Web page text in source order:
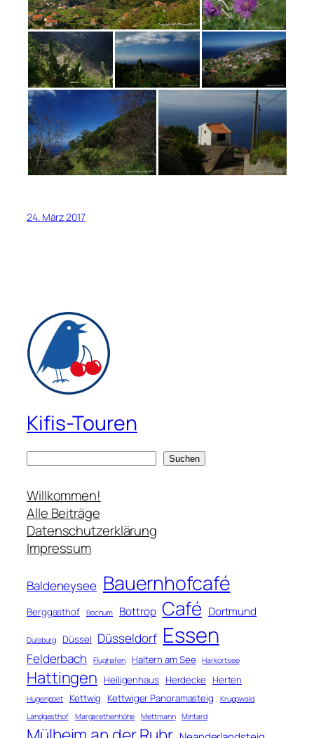
24. März 2017
Kifis-Touren
c
h
e
n
Suchen
Willkommen!
Alle Beiträge
Datenschutzerklärung
Impressum
Baldeneysee Bauernhofcafé
Berggasthof Bochum Bottrop Café Dortmund
Duisburg Düssel Düsseldorf Essen
Felderbach Flughafen Haltern am See Harkortsee
Hattingen Heiligenhaus Herdecke Herten
Hugenpoet Kettwig Kettwiger Panoramasteig
Kruppwald
Landgasthof
Margarethenhöhe Mettmann Mintard